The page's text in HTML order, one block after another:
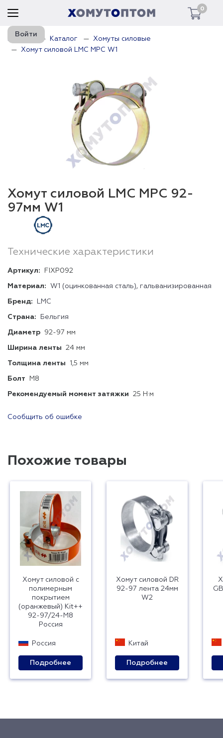
0
Войти
Главная Каталог
Хомуты силовые
Хомут силовой LMC MPC W1
Хомут силовой LMC MPC 92-
97мм W1
Технические характеристики
Артикул: FIXP092
Материал: W1 (оцинкованная сталь), гальванизированная
Бренд: LMC
Страна: Бельгия
Диаметр 92-97 мм
Ширина ленты 24 мм
Толщина ленты 1,5 мм
Болт М8
Рекомендуемый момент затяжки 25 Н·м
Сообщить об ошибке
Похожие товары
Хомут силовой с
полимерным
покрытием
(оранжевый) Kit++
92-97/24-М8
Россия
Россия
Подробнее
Хомут силовой DR
92-97 лента 24мм
W2
Китай
Подробнее